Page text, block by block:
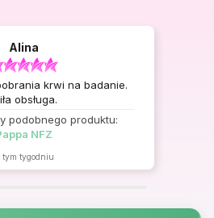
Alina
krwi na badanie.
obsługa.
podobnego produktu:
NFZ
tym tygodniu